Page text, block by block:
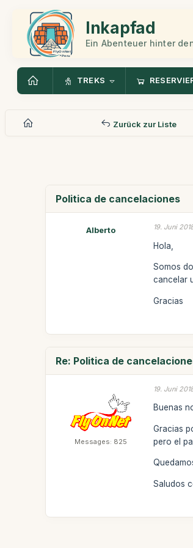
Inkapfad
Ein Abenteuer hinter
TREKS
Zurück zur Liste
Politica de cancelaciones
Alberto 19. Juni
Hola,
Somos
cancelar
Gracias
Re: Politica de
Messages: 825
19. Juni
Buenas
Gracias
pero el
Saludos